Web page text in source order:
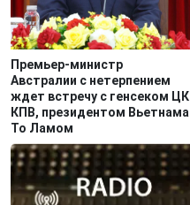
Премьер-министр
Австралии с нетерпением
ждет встречу с генсеком ЦК
КПВ, президентом Вьетнама
То Ламом